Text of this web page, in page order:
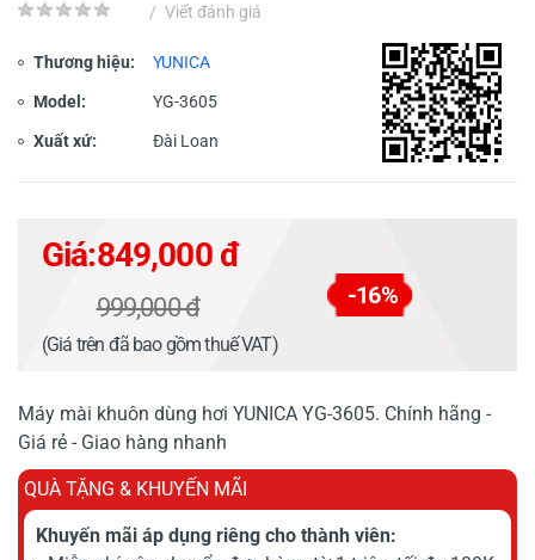
/ Viết đánh giá
Thương hiệu: YUNICA
Model: YG-3605
Xuất xứ: Đài Loan
Giá:849,000 đ
999,000 đ -16%
(Giá trên đã bao gồm thuế VAT)
Máy mài khuôn dùng hơi YUNICA YG-3605. Chính hãng -
Giá rẻ - Giao hàng nhanh
QUÀ TẶNG & KHUYẾN MÃI
Khuyến mãi áp dụng riêng cho thành viên: